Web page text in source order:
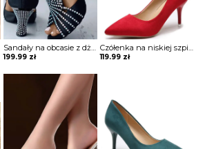
199.99 zł 119.99 zł